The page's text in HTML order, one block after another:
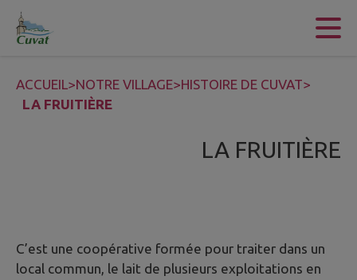
Contenu
ACCUEIL>NOTRE VILLAGE>HISTOIRE DE CUVAT>
LA FRUITIÈRE
LA FRUITIÈRE
C’est une coopérative formée pour traiter dans un
local commun, le lait de plusieurs exploitations en